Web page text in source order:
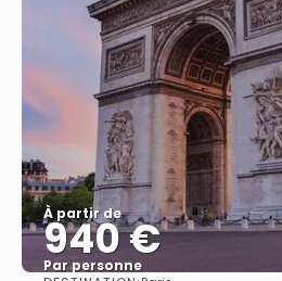
À partir de
940 €
Par personne